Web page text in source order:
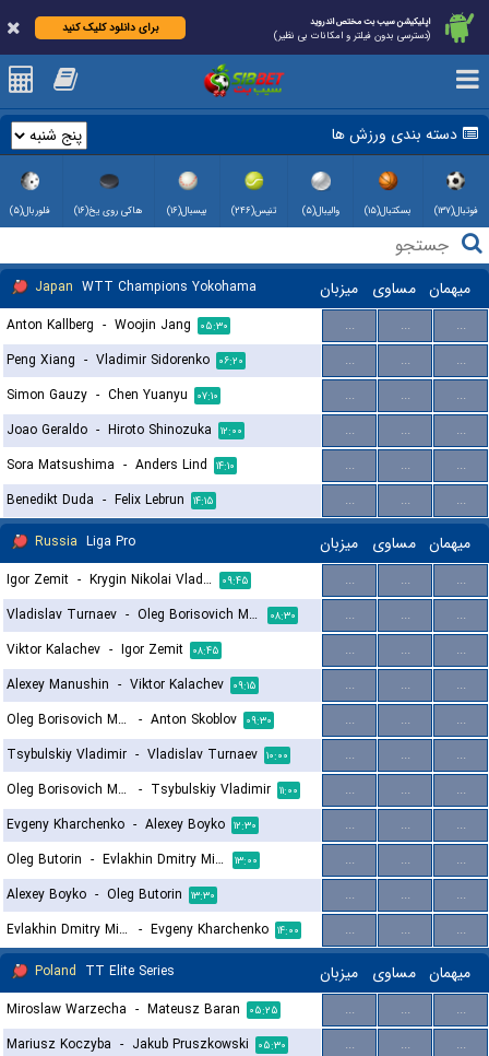
اپلیکیشن سیب بت مختص اندروید
(دسترسی بدون فیلتر و امکانات بی نظیر)
برای دانلود کلیک کنید
دسته بندی ورزش ها
فوتبال(۱۳۷) بسکتبال(۱۵) والیبال(۵) تنیس(۲۴۶) بیسبال(۱۶) هاکی روی یخ(۱۶) فلوربال(۵)
Japan WTT Champions Yokohama میزبان مساوی میهمان
Anton Kallberg - Woojin Jang ۰۵:۳۰ ... ...
...
Peng Xiang - Vladimir Sidorenko ۰۶:۲۰ ... ...
...
Simon Gauzy - Chen Yuanyu ۰۷:۱۰ ... ...
...
Joao Geraldo - Hiroto Shinozuka ۱۲:۰۰ ... ...
...
Sora Matsushima - Anders Lind ۱۴:۱۰ ... ...
...
Benedikt Duda - Felix Lebrun ۱۴:۱۵ ... ...
...
Russia Liga Pro میزبان مساوی میهمان
Igor Zemit - Krygin Nikolai Vladimirovich ۰۹:۴۵ ... ...
...
Vladislav Turnaev - Oleg Borisovich Manuylov ۰۸:۳۰ ... ...
...
Viktor Kalachev - Igor Zemit ۰۸:۴۵ ... ...
...
Alexey Manushin - Viktor Kalachev ۰۹:۱۵ ... ...
...
Oleg Borisovich Manuylov
- Anton Skoblov ۰۹:۳۰ ... ...
...
Tsybulskiy Vladimir - Vladislav Turnaev ۱۰:۰۰ ... ...
...
Oleg Borisovich Manuylov
- Tsybulskiy Vladimir ۱۱:۰۰ ... ...
...
Evgeny Kharchenko - Alexey Boyko ۱۲:۳۰ ... ...
...
Oleg Butorin - Evlakhin Dmitry Mikhailovich ۱۳:۰۰ ... ...
...
Alexey Boyko - Oleg Butorin ۱۳:۳۰ ... ...
...
Evlakhin Dmitry Mikhailovich - Evgeny Kharchenko ۱۴:۰۰ ... ...
...
Poland TT Elite Series میزبان مساوی میهمان
Miroslaw Warzecha - Mateusz Baran ۰۵:۲۵ ... ...
...
Mariusz Koczyba - Jakub Pruszkowski ۰۵:۳۰ ... ...
...